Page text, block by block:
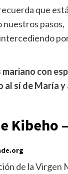
que
pasos,
mariano con
sí de María y
Kibeho
de la Virgen